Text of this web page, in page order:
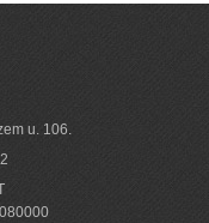
u. 106.